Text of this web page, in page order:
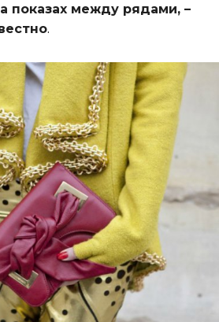
показах между рядами, –
.